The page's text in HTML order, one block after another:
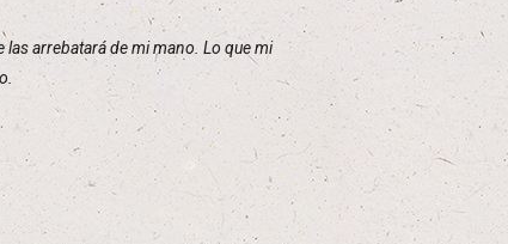
las arrebatará de mi mano. Lo que mi